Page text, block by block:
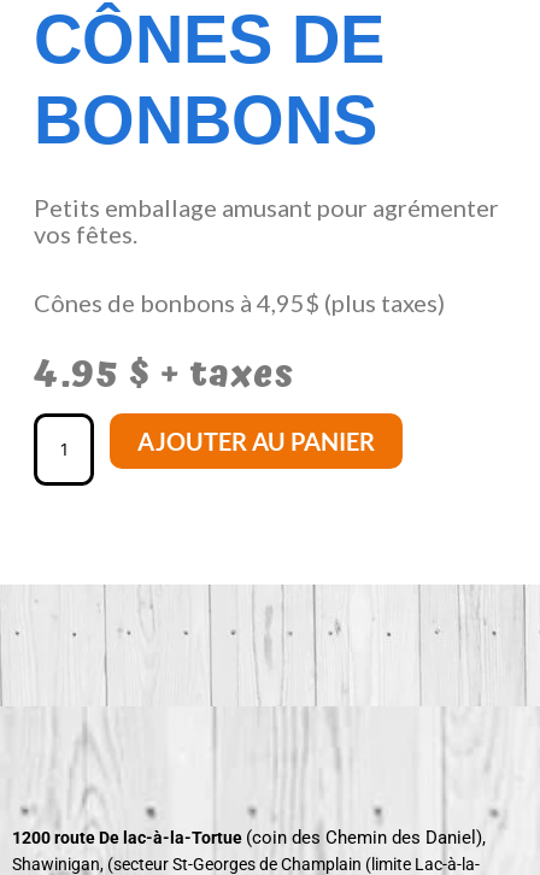
CÔNES DE
BONBONS
Petits emballage amusant pour agrémenter
vos fêtes.
Cônes de bonbons à 4,95$ (plus taxes)
4.95 $ + taxes
quantité
Cônes
AJOUTER AU PANIER
1200 route De lac-à-la-Tortue (coin des Chemin des Daniel),
Shawinigan, (secteur St-Georges de Champlain (limite Lac-à-la-